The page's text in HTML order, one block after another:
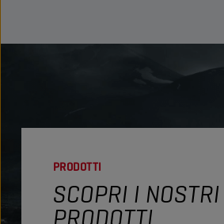
PRODOTTI
SCOPRI I NOSTRI